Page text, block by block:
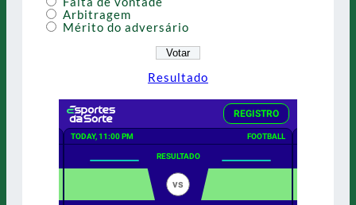
Arbitragem
Mérito do adversário
Resultado